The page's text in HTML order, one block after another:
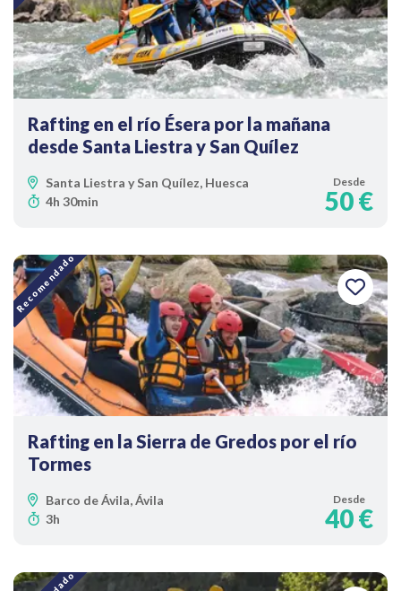
Rafting en el río Ésera por la mañana
desde Santa Liestra y San Quílez
Santa Liestra y San Quílez, Huesca
4h 30min
Desde
50 €
Recomendado
Rafting en la Sierra de Gredos por el río
Tormes
Barco de Ávila, Ávila
3h
Desde
40 €